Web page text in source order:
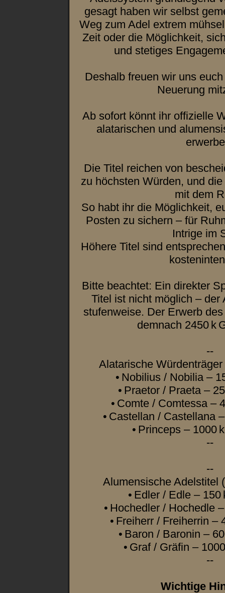
gesagt haben wir selbst
Weg zum Adel extrem
Zeit oder die Möglichkeit,
und stetiges
Deshalb freuen wir uns
Neuerung
Ab sofort könnt ihr offizielle
alatarischen und
Die Titel reichen von
zu höchsten Würden, und
mit dem
So habt ihr die Möglichkeit,
Posten zu sichern – für
Intrige im
Höhere Titel sind
Bitte beachtet: Ein direkter
Titel ist nicht möglich – der
stufenweise. Der Erwerb des
demnach 2450 k
--
Alatarische
• Nobilius / Nobilia –
• Praetor / Praeta –
• Comte / Comtessa –
• Castellan / Castellana
• Princeps – 1000
--
--
Alumensische Adelstitel
• Edler / Edle – 150
• Hochedler / Hochedle
• Freiherr / Freiherrin –
• Baron / Baronin –
• Graf / Gräfin –
--
Wichtige